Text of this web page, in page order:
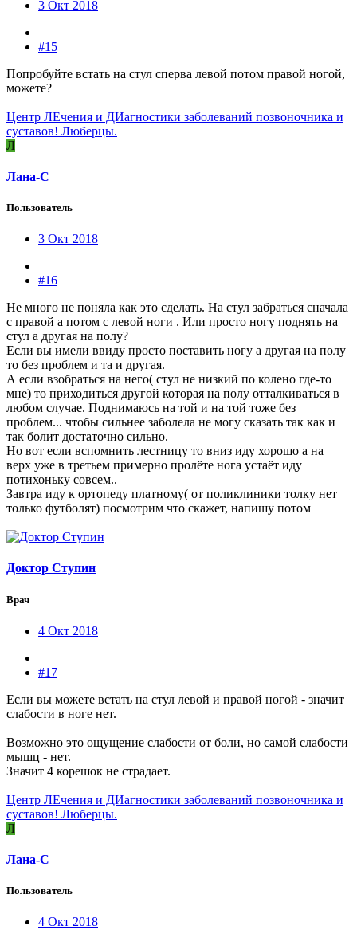
3 Окт 2018
#15
Попробуйте встать на стул сперва левой потом правой ногой,
можете?
Центр ЛЕчения и ДИагностики заболеваний позвоночника и
суставов! Люберцы.
Л
Лана-С
Пользователь
3 Окт 2018
#16
Не много не поняла как это сделать. На стул забраться сначала
с правой а потом с левой ноги . Или просто ногу поднять на
стул а другая на полу?
Если вы имели ввиду просто поставить ногу а другая на полу
то без проблем и та и другая.
А если взобраться на него( стул не низкий по колено где-то
мне) то приходиться другой которая на полу отталкиваться в
любом случае. Поднимаюсь на той и на той тоже без
проблем... чтобы сильнее заболела не могу сказать так как и
так болит достаточно сильно.
Но вот если вспомнить лестницу то вниз иду хорошо а на
верх уже в третьем примерно пролёте нога устаёт иду
потихоньку совсем..
Завтра иду к ортопеду платному( от поликлиники толку нет
только футболят) посмотрим что скажет, напишу потом
Доктор Ступин
Врач
4 Окт 2018
#17
Если вы можете встать на стул левой и правой ногой - значит
слабости в ноге нет.
Возможно это ощущение слабости от боли, но самой слабости
мышц - нет.
Значит 4 корешок не страдает.
Центр ЛЕчения и ДИагностики заболеваний позвоночника и
суставов! Люберцы.
Л
Лана-С
Пользователь
4 Окт 2018